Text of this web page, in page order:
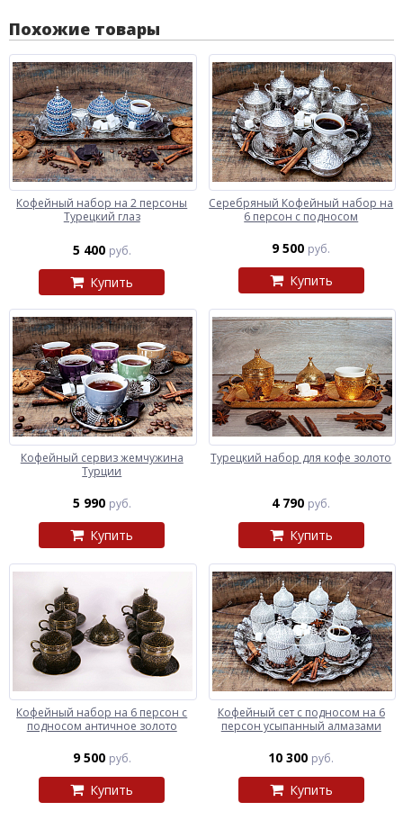
Похожие товары
Кофейный набор на 2 персоны
Турецкий глаз
5 400 руб.
Купить
Серебряный Кофейный набор на
6 персон с подносом
9 500 руб.
Купить
Кофейный сервиз жемчужина
Турции
5 990 руб.
Купить
Турецкий набор для кофе золото
4 790 руб.
Купить
Кофейный набор на 6 персон с
подносом античное золото
9 500 руб.
Купить
Кофейный сет с подносом на 6
персон усыпанный алмазами
10 300 руб.
Купить